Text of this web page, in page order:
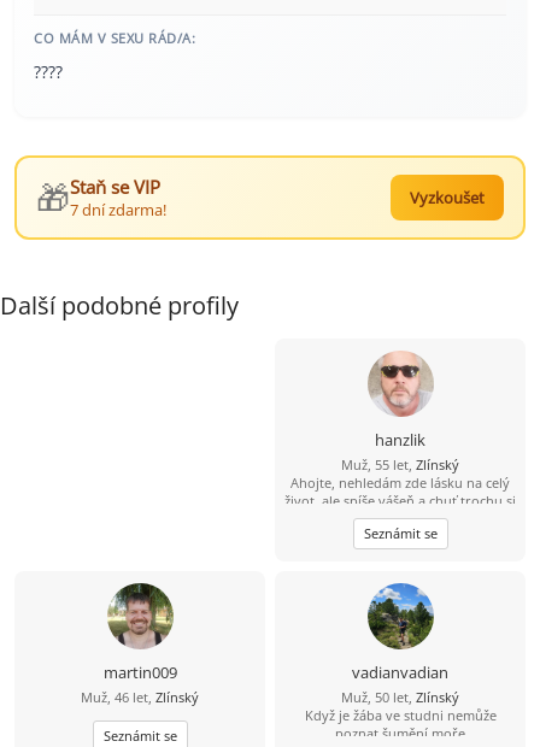
CO MÁM V SEXU RÁD/A:
????
🎁Staň se VIP
7 dní zdarma!
Vyzkoušet
Další podobné profily
hanzlik
Muž, 55 let, Zlínský
Ahojte, nehledám zde lásku na celý
život, ale spíše vášeň a chuť trochu si
ještě užít sexu. Nabízím diskrétnost,
serióznost, mobilitu a hlavně velkou
chuť. Pokud jsi na tom podobně,
Seznámit se
martin009
Muž, 46 let, Zlínský
Seznámit se
vadianvadian
Muž, 50 let, Zlínský
Když je žába ve studni nemůže
poznat šumění moře